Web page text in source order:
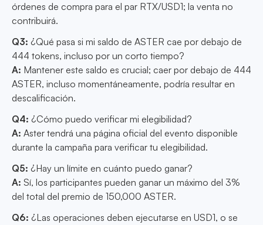
órdenes de compra para el par RTX/USD1; la venta no
contribuirá.
Q3: ¿Qué pasa si mi saldo de ASTER cae por debajo de
444 tokens, incluso por un corto tiempo?
A: Mantener este saldo es crucial; caer por debajo de 444
ASTER, incluso momentáneamente, podría resultar en
descalificación.
Q4: ¿Cómo puedo verificar mi elegibilidad?
A: Aster tendrá una página oficial del evento disponible
durante la campaña para verificar tu elegibilidad.
Q5: ¿Hay un límite en cuánto puedo ganar?
A: Sí, los participantes pueden ganar un máximo del 3%
del total del premio de 150,000 ASTER.
Q6: ¿Las operaciones deben ejecutarse en USD1, o se